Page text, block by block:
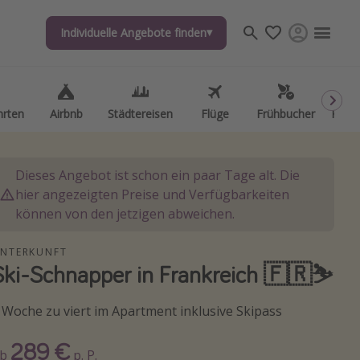
Individuelle Angebote finden
Airbnb Städtereisen Flüge Frühbucher
Individuelle Angebote finden
Airbnb Städtereisen Flüge Frühbucher
Dieses Angebot ist schon ein paar Tage alt. Die
hier angezeigten Preise und Verfügbarkeiten
können von den jetzigen abweichen.
Schnapper in Frankreich 🇫🇷⛷️
Woche zu viert im Apartment inklusive Skipass
289 € p. P.